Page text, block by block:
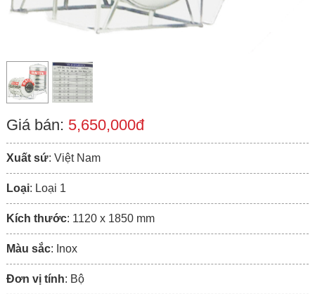
Giá bán: 5,650,000đ
Xuất sứ: Việt Nam
Loại: Loại 1
Kích thước: 1120 x 1850 mm
Màu sắc: Inox
Đơn vị tính: Bộ